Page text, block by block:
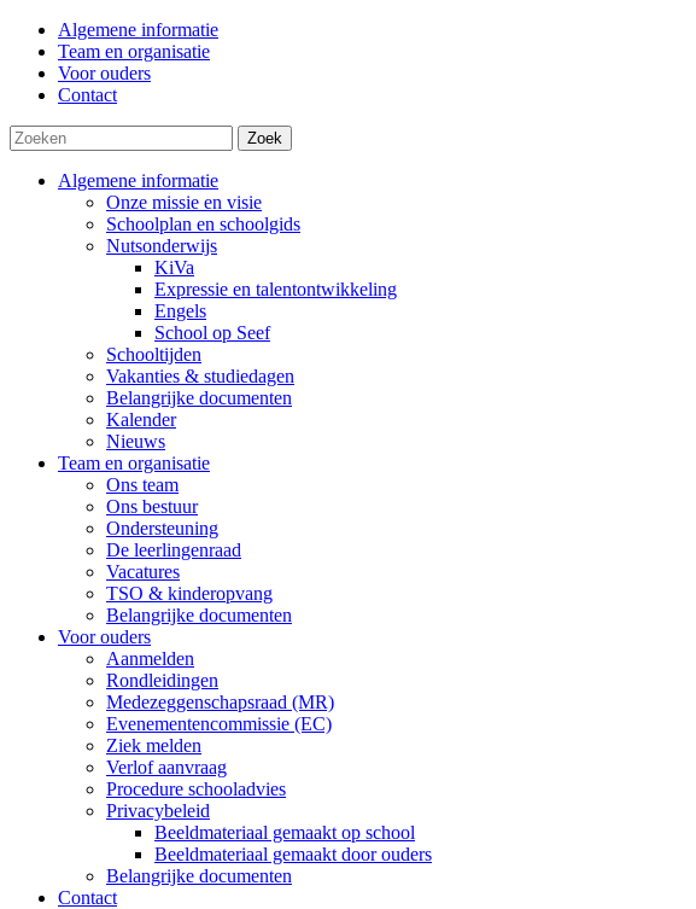
Algemene informatie
Team en organisatie
Voor ouders
Contact
Zoek
Algemene informatie
Onze missie en visie
Schoolplan en schoolgids
Nutsonderwijs
KiVa
Expressie en talentontwikkeling
Engels
School op Seef
Schooltijden
Vakanties & studiedagen
Belangrijke documenten
Kalender
Nieuws
Team en organisatie
Ons team
Ons bestuur
Ondersteuning
De leerlingenraad
Vacatures
TSO & kinderopvang
Belangrijke documenten
Voor ouders
Aanmelden
Rondleidingen
Medezeggenschapsraad (MR)
Evenementencommissie (EC)
Ziek melden
Verlof aanvraag
Procedure schooladvies
Privacybeleid
Beeldmateriaal gemaakt op school
Beeldmateriaal gemaakt door ouders
Belangrijke documenten
Contact